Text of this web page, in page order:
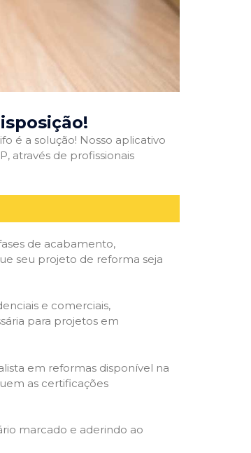
é a solução! Nosso aplicativo
através de profissionais
de acabamento,
seu projeto de reforma seja
e comerciais,
para projetos em
em reformas disponível na
as certificações
marcado e aderindo ao